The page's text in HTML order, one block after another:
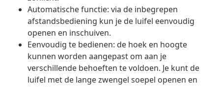
Automatische functie: via de inbegrepen
afstandsbediening kun je de luifel eenvoudig
openen en inschuiven.
Eenvoudig te bedienen: de hoek en hoogte
kunnen worden aangepast om aan je
verschillende behoeften te voldoen. Je kunt de
luifel met de lange zwengel soepel openen en